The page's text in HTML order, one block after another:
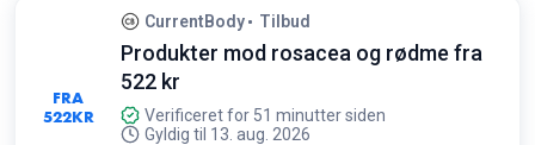
Tilbudsdetaljer:
Tjek jævnligt bestseller-listen, da de
største rabatter ofte findes på CurrentBodys egne
prisvindende enheder
Betingelser:
Gælder kun udvalgte produkter på bestseller-listen
FRA
522KR
CurrentBody Tilbud
Produkter mod rosacea og rødme fra
522 kr
Verificeret for 51 minutter siden
Gyldig til 13. aug. 2026